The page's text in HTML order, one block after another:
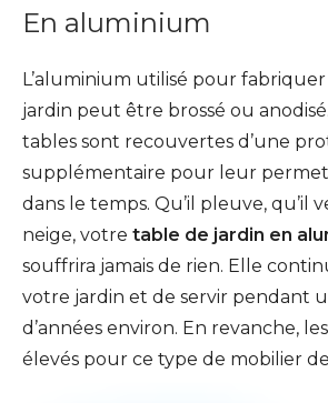
En aluminium
L’aluminium utilisé pour
jardin peut être brossé ou
tables sont recouvertes d’une
supplémentaire pour leur
dans le temps. Qu’il pleuve, qu’il
neige, votre table de jardin en
souffrira jamais de rien. Elle
votre jardin et de servir pendant
d’années environ. En revanche,
élevés pour ce type de mobilier